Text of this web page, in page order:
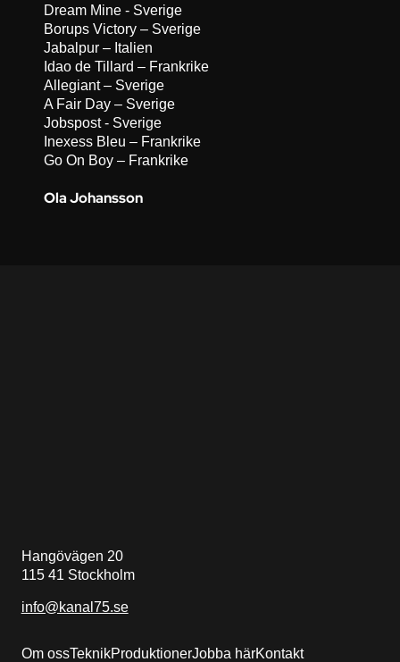
Dream Mine - Sverige
Borups Victory – Sverige
Jabalpur – Italien
Idao de Tillard – Frankrike
Allegiant – Sverige
A Fair Day – Sverige
Jobspost - Sverige
Inexess Bleu – Frankrike
Go On Boy – Frankrike
Ola Johansson
Hangövägen 20
115 41 Stockholm
info@kanal75.se
Om ossTeknikProduktionerJobba härKontakt